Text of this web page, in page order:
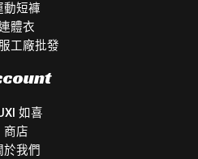
動短褲
體衣
工廠批發
如喜
商店
於我們